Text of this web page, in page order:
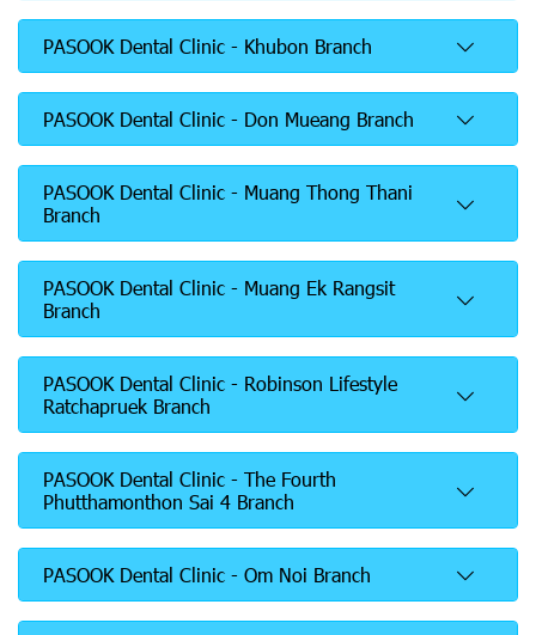
PASOOK Dental Clinic - Khubon Branch
PASOOK Dental Clinic - Don Mueang Branch
PASOOK Dental Clinic - Muang Thong Thani
Branch
PASOOK Dental Clinic - Muang Ek Rangsit
Branch
PASOOK Dental Clinic - Robinson Lifestyle
Ratchapruek Branch
PASOOK Dental Clinic - The Fourth
Phutthamonthon Sai 4 Branch
PASOOK Dental Clinic - Om Noi Branch